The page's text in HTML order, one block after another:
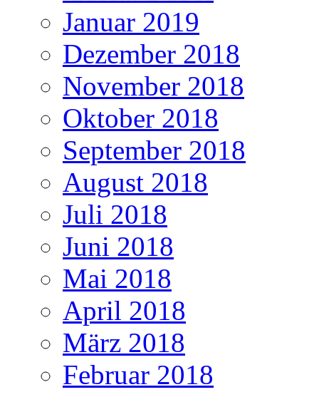
Januar 2019
Dezember 2018
November 2018
Oktober 2018
September 2018
August 2018
Juli 2018
Juni 2018
Mai 2018
April 2018
März 2018
Februar 2018